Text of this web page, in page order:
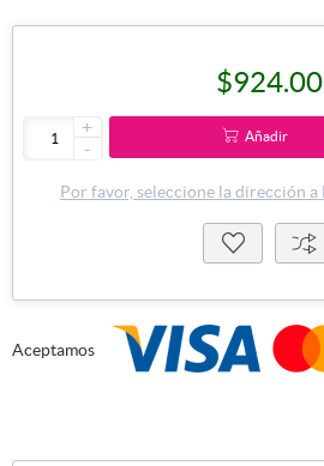
$924.00
+
-
Añadir
Por favor, seleccione la dirección a
Aceptamos